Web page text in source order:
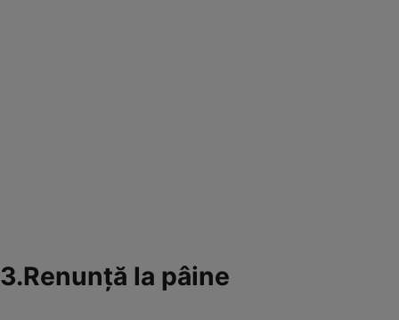
3.Renunţă la pâine